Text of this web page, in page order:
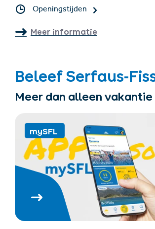
Openingstijden
Meer informatie
Beleef Serfaus-
Meer dan alleen vakantie
mySFL